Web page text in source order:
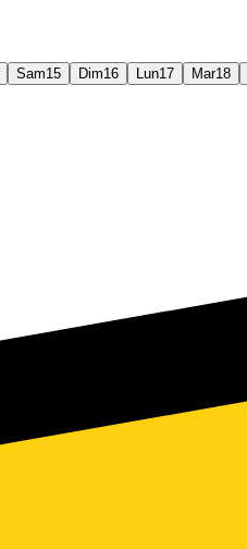
Sam15 Dim16 Lun17 Mar18